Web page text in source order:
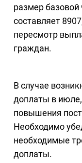
размер базовой
составляет
пересмотр
граждан.
В случае
доплаты в
повышения
Необходимо
необходимые
доплаты.